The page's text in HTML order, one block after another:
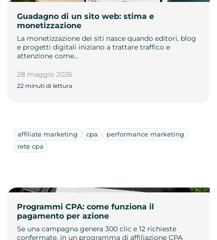
Guadagno di un sito web: stima e
monetizzazione
La monetizzazione dei siti nasce quando editori, blog
e progetti digitali iniziano a trattare traffico e
attenzione come…
28 maggio 2026
22 minuti di lettura
affiliate marketing cpa
performance marketing
rete cpa
Programmi CPA: come funziona il
pagamento per azione
Se una campagna genera 300 clic e 12 richieste
confermate, in un programma di affiliazione CPA